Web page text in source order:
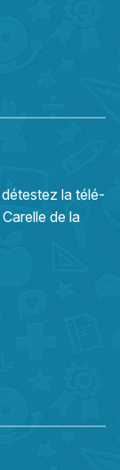
la télé-
de la